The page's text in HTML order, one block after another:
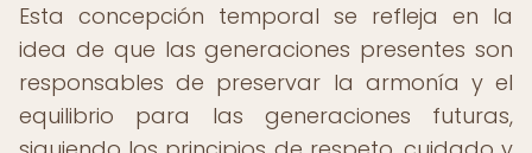
Esta concepción temporal se refleja en la
idea de que las generaciones presentes son
responsables de preservar la armonía y el
equilibrio para las generaciones futuras,